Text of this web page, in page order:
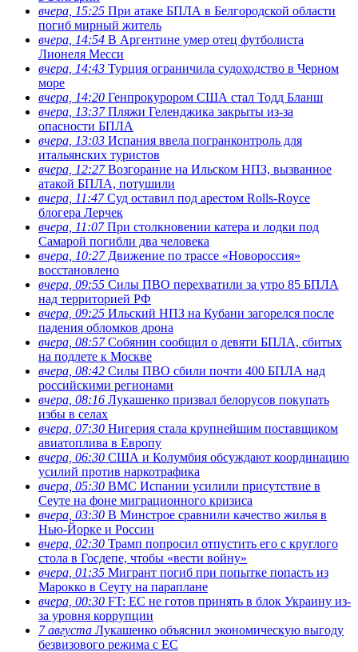
вчера, 15:25 При атаке БПЛА в Белгородской области
погиб мирный житель
вчера, 14:54 В Аргентине умер отец футболиста
Лионеля Месси
вчера, 14:43 Турция ограничила судоходство в Черном
море
вчера, 14:20 Генпрокурором США стал Тодд Бланш
вчера, 13:37Пляжи Геленджика закрыты из-за
опасности БПЛА
вчера, 13:03 Испания ввела погранконтроль для
итальянских туристов
вчера, 12:27Возгорание на Ильском НПЗ, вызванное
атакой БПЛА, потушили
вчера, 11:47Суд оставил под арестом Rolls-Royce
блогера Лерчек
вчера, 11:07При столкновении катера и лодки под
Самарой погибли два человека
вчера, 10:27Движение по трассе «Новороссия»
восстановлено
вчера, 09:55 Силы ПВО перехватили за утро 85 БПЛА
над территорией РФ
вчера, 09:25 Ильский НПЗ на Кубани загорелся после
падения обломков дрона
вчера, 08:57Собянин сообщил о девяти БПЛА, сбитых
на подлете к Москве
вчера, 08:42 Силы ПВО сбили почти 400 БПЛА над
российскими регионами
вчера, 08:16 Лукашенко призвал белорусов покупать
избы в селах
вчера, 07:30 Нигерия стала крупнейшим поставщиком
авиатоплива в Европу
вчера, 06:30 США и Колумбия обсуждают координацию
усилий против наркотрафика
вчера, 05:30 ВМС Испании усилили присутствие в
Сеуте на фоне миграционного кризиса
вчера, 03:30 В Минстрое сравнили качество жилья в
Нью-Йорке и России
вчера, 02:30 Трамп попросил отпустить его с круглого
стола в Госдепе, чтобы «вести войну»
вчера, 01:35 Мигрант погиб при попытке попасть из
Марокко в Сеуту на параплане
вчера, 00:30 FT: ЕС не готов принять в блок Украину из-
за уровня коррупции
7 августа Лукашенко объяснил экономическую выгоду
безвизового режима с ЕС